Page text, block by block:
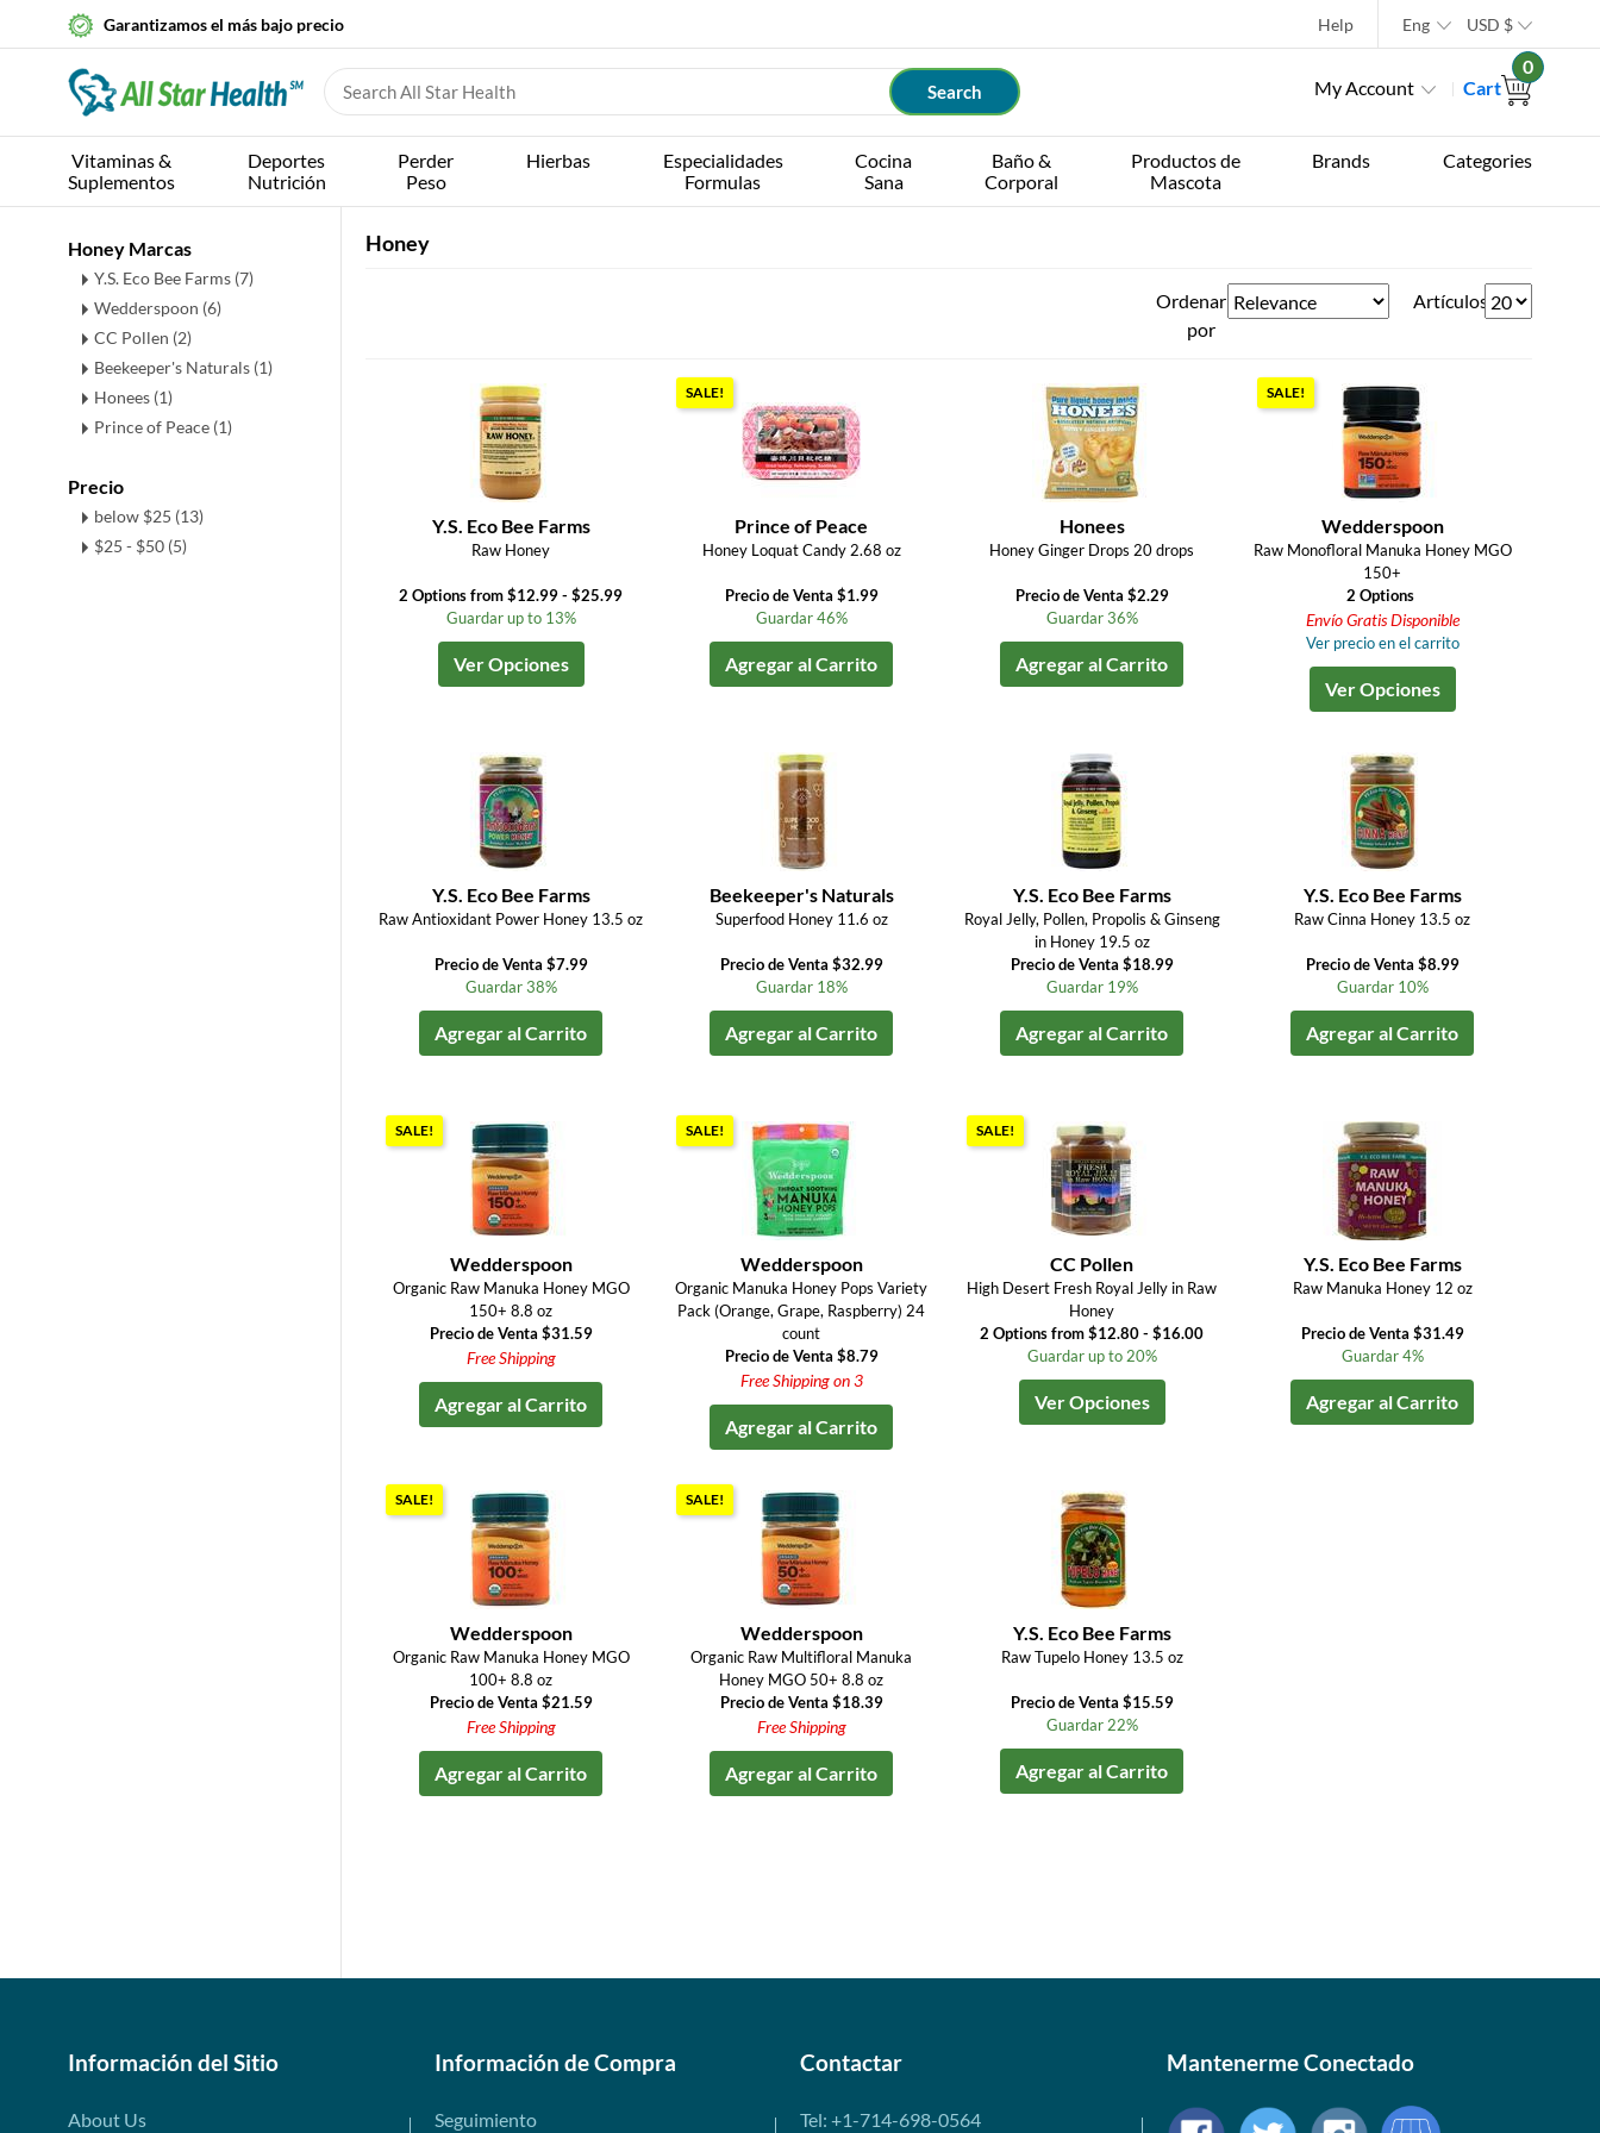
Garantizamos el más bajo precio Help Eng USD $
My Account Cart
0
Vitaminas &
Suplementos
Deportes
Nutrición
Perder
Peso
Hierbas
Especialidades
Formulas
Cocina
Sana
Baño &
Corporal
Productos de
Mascota
Brands Categories
Honey Marcas
Y.S. Eco Bee Farms (7)
Wedderspoon (6)
CC Pollen (2)
Beekeeper's Naturals (1)
Honees (1)
Prince of Peace (1)
Precio
below $25 (13)
$25 - $50 (5)
Honey
Ordenar
por
Artículos
Y.S. Eco Bee Farms
Raw Honey
2 Options from $12.99 - $25.99
Guardar up to 13%
Ver Opciones
SALE!
Prince of Peace
Honey Loquat Candy 2.68 oz
Precio de Venta $1.99
Guardar 46%
Agregar al Carrito
Honees
Honey Ginger Drops 20 drops
Precio de Venta $2.29
Guardar 36%
Agregar al Carrito
SALE!
Wedderspoon
Raw Monofloral Manuka Honey MGO
150+
2 Options
Envío Gratis Disponible
Ver precio en el carrito
Ver Opciones
Y.S. Eco Bee Farms
Raw Antioxidant Power Honey 13.5 oz
Precio de Venta $7.99
Guardar 38%
Agregar al Carrito
Beekeeper's Naturals
Superfood Honey 11.6 oz
Precio de Venta $32.99
Guardar 18%
Agregar al Carrito
Y.S. Eco Bee Farms
Royal Jelly, Pollen, Propolis & Ginseng
in Honey 19.5 oz
Precio de Venta $18.99
Guardar 19%
Agregar al Carrito
Y.S. Eco Bee Farms
Raw Cinna Honey 13.5 oz
Precio de Venta $8.99
Guardar 10%
Agregar al Carrito
SALE!
Wedderspoon
Organic Raw Manuka Honey MGO
150+ 8.8 oz
Precio de Venta $31.59
Free Shipping
Agregar al Carrito
SALE!
Wedderspoon
Organic Manuka Honey Pops Variety
Pack (Orange, Grape, Raspberry) 24
count
Precio de Venta $8.79
Free Shipping on 3
Agregar al Carrito
SALE!
CC Pollen
High Desert Fresh Royal Jelly in Raw
Honey
2 Options from $12.80 - $16.00
Guardar up to 20%
Ver Opciones
Y.S. Eco Bee Farms
Raw Manuka Honey 12 oz
Precio de Venta $31.49
Guardar 4%
Agregar al Carrito
SALE!
Wedderspoon
Organic Raw Manuka Honey MGO
100+ 8.8 oz
Precio de Venta $21.59
Free Shipping
Agregar al Carrito
SALE!
Wedderspoon
Organic Raw Multifloral Manuka
Honey MGO 50+ 8.8 oz
Precio de Venta $18.39
Free Shipping
Agregar al Carrito
Y.S. Eco Bee Farms
Raw Tupelo Honey 13.5 oz
Precio de Venta $15.59
Guardar 22%
Agregar al Carrito
Información del Sitio
About Us
Información de Compra
Seguimiento
Contactar
Tel: +1-714-698-0564
Mantenerme Conectado